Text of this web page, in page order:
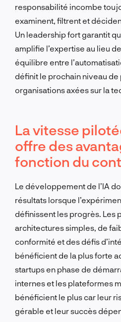
responsabilité incombe
examinent, filtrent et
Un leadership fort garantit
amplifie l’expertise au lieu
équilibre entre
définit le prochain niveau
organisations axées sur la
La vitesse
offre des
fonction du
Le développement de l’IA
résultats lorsque
définissent les progrès. Les
architectures simples, de
conformité et des défis
bénéficient de la plus forte
startups en phase de
internes et les plateformes
bénéficient le plus car leur
gérable et leur succès